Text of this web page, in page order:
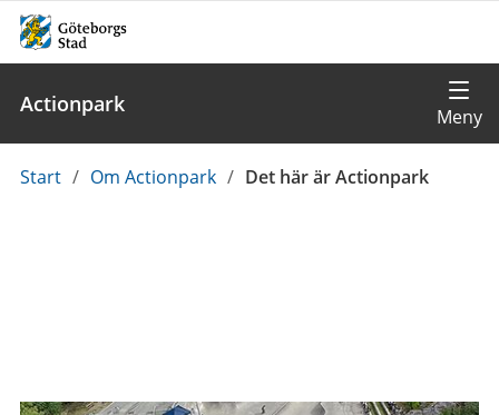
Actionpark
Du
Start / Om Actionpark / Det här är Actionpark